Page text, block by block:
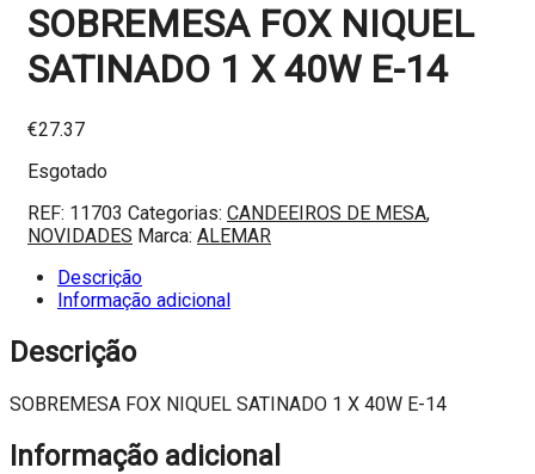
SOBREMESA FOX NIQUEL
SATINADO 1 X 40W E-14
€27.37
Esgotado
REF: 11703 Categorias: CANDEEIROS DE MESA,
NOVIDADES Marca: ALEMAR
Descrição
Informação adicional
Descrição
SOBREMESA FOX NIQUEL SATINADO 1 X 40W E-14
Informação adicional